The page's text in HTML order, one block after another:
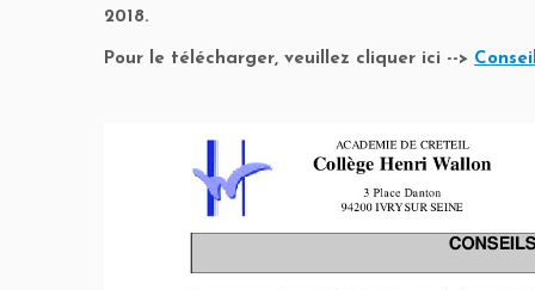
2018.
Pour le télécharger, veuillez cliquer ici -->